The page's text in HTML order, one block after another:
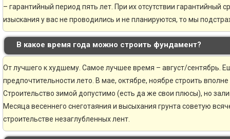
– гарантийный период пять лет. При их отсутствии гарантийный
изыскания у вас не проводились и не планируются, то мы
В какое время года можно строить фундамент?
От лучшего к худшему. Самое лучшее время – август/сентябрь.
предпочтительности лето. В мае, октябре, ноябре строить
Строительство зимой допустимо (есть да же свои плюсы), но
Месяца весеннего снеготаяния и высыхания грунта советую
строительстве незаглубленных лент.